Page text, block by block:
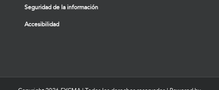
Seguridad de la información
Accesibilidad